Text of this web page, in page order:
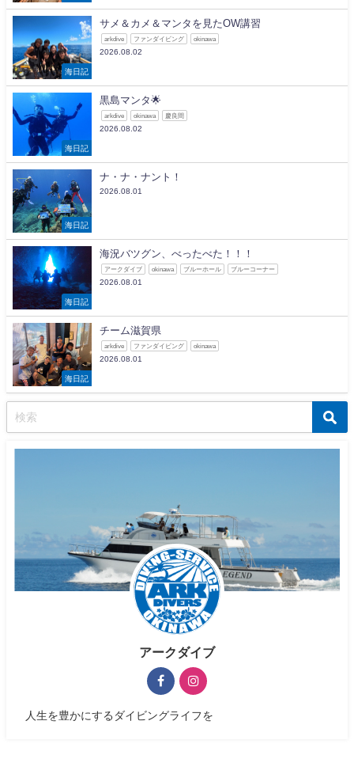
海日記
サメ＆カメ＆マンタを見たOW講習
arkdive ファンダイビング okinawa
2026.08.02
海日記
黒島マンタ🌟
arkdive okinawa 慶良間
2026.08.02
海日記
ナ・ナ・ナント！
2026.08.01
海日記
海況バツグン、べったべた！！！
アークダイブ okinawa ブルーホール ブルーコーナー
2026.08.01
海日記
チーム滋賀県
arkdive ファンダイビング okinawa
2026.08.01
アークダイブ
人生を豊かにするダイビングライフを